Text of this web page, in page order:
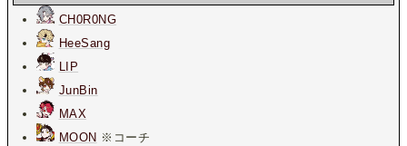
CH0R0NG
HeeSang
LIP
JunBin
MAX
MOON ※コーチ